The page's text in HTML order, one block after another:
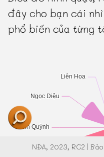
đây cho bạn cái
phổ biến của từng
NĐA, 2023, RC2 |